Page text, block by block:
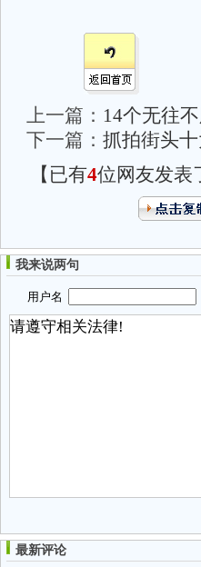
上一篇： 14个无往
下一篇： 抓拍街头
【已有4位网友发表
我来说两句
用户名
最新评论